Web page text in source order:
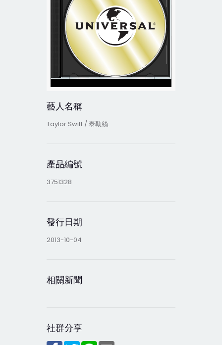
藝人名稱
Taylor Swift / 泰勒絲
產品編號
3751328
發行日期
2013-10-04
相關新聞
社群分享